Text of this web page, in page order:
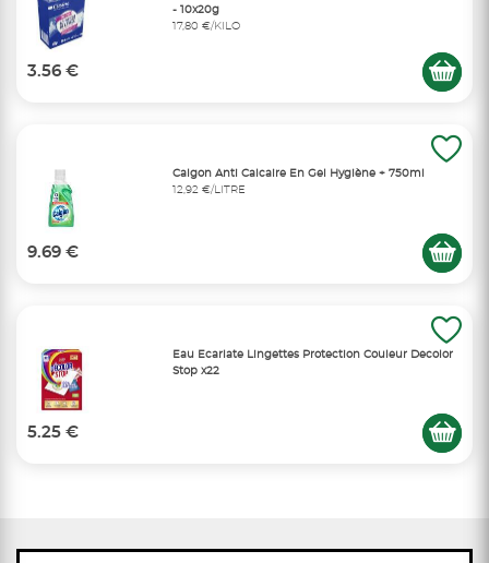
- 10x20g
17,80 €/KILO
3.56 €
Calgon Anti Calcaire En Gel Hygiène + 750ml
12,92 €/LITRE
9.69 €
Eau Ecarlate Lingettes Protection Couleur Decolor
Stop x22
5.25 €